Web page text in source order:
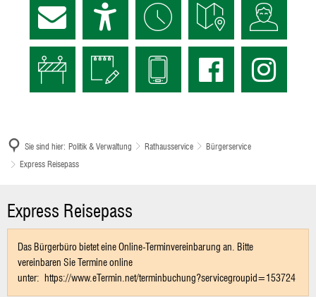
Sie sind hier: Politik & Verwaltung Rathausservice
Bürgerservice
Express Reisepass
Reisepass
Express Reisepass
Das Bürgerbüro bietet eine Online-Terminvereinbarung an. Bitte
vereinbaren Sie Termine online
unter: https://www.eTermin.net/terminbuchung?servicegroupid=153724